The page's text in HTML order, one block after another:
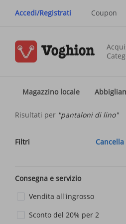
Accedi/Registrati Coupon
Magazzino locale
Risultati per "pantaloni di lino"
Filtri
Consegna e servizio
Vendita all'ingrosso
Sconto del 20% per 2